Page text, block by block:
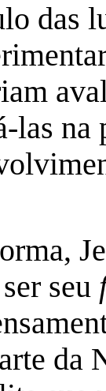
das
las
seu
da